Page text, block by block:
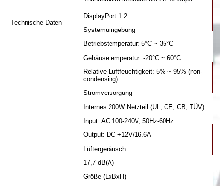
Technische Daten
DisplayPort 1.2
Systemumgebung
Betriebstemperatur: 5°C ~ 35°C
Gehäusetemperatur: -20°C ~ 60°C
Relative Luftfeuchtigkeit: 5% ~ 95% (non-
condensing)
Stromversorgung
Internes 200W Netzteil (UL, CE, CB, TÜV)
Input: AC 100-240V, 50Hz-60Hz
Output: DC +12V/16.6A
Lüftergeräusch
17,7 dB(A)
Größe (LxBxH)